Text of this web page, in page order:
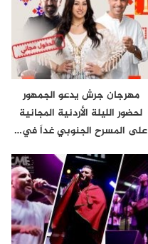
مهرجان جرش يدعو الجمهور
لحضور الليلة الأردنية المجانية
على المسرح الجنوبي غداً في…